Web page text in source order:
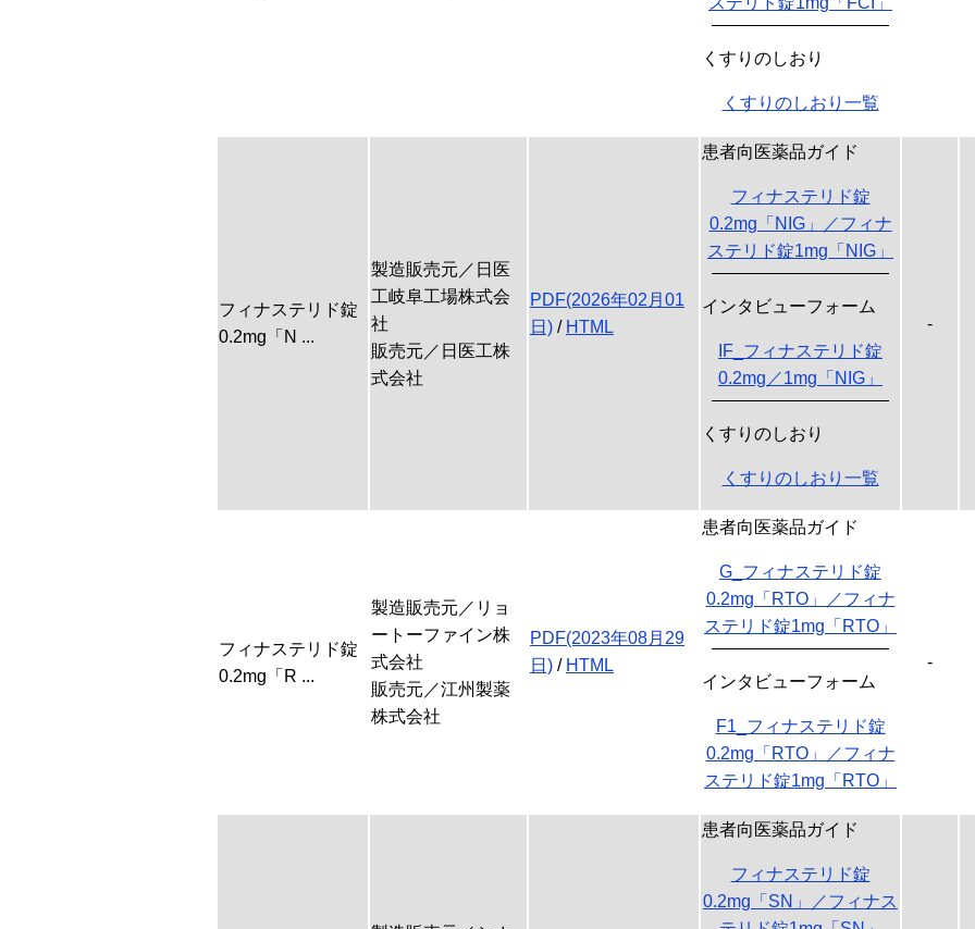
くすりのしおり
くすりのしおり一覧
フィナステリド錠
0.2mg「N ...
製造販売元／日医
工岐阜工場株式会
社
販売元／日医工株
式会社
PDF(2026年02月01
日) / HTML
患者向医薬品ガイド
フィナステリド錠
0.2mg「NIG」／フィナ
ステリド錠1mg「NIG」
インタビューフォーム
IF_フィナステリド錠
0.2mg／1mg「NIG」
くすりのしおり
くすりのしおり一覧
-
フィナステリド錠
0.2mg「R ...
製造販売元／リョ
ートーファイン株
式会社
販売元／江州製薬
株式会社
PDF(2023年08月29
日) / HTML
患者向医薬品ガイド
G_フィナステリド錠
0.2mg「RTO」／フィナ
ステリド錠1mg「RTO」
インタビューフォーム
F1_フィナステリド錠
0.2mg「RTO」／フィナ
ステリド錠1mg「RTO」
-
患者向医薬品ガイド
フィナステリド錠
0.2mg「SN」／フィナス